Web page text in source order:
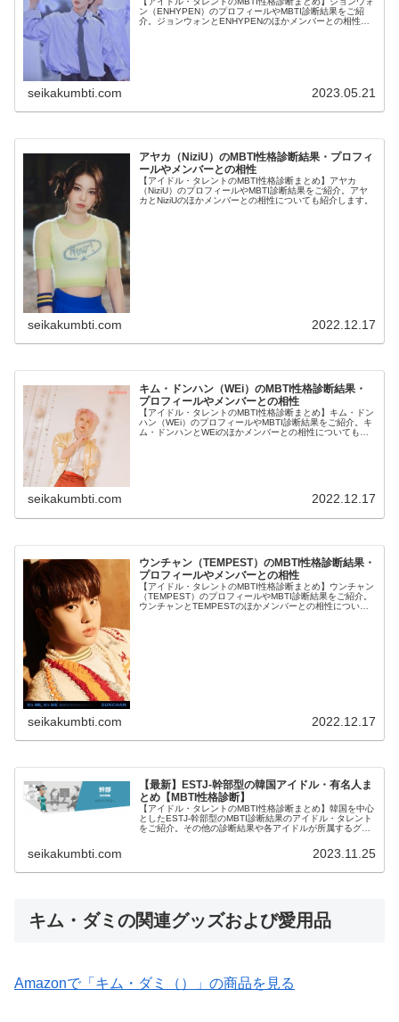
ン（ENHYPEN）のプロフィールやMBTI診断結果をご紹
介。ジョンウォンとENHYPENのほかメンバーとの相性に
seikakumbti.com 2023.05.21
アヤカ（NiziU）のMBTI性格診断結果・プロフィ
ールやメンバーとの相性
【アイドル・タレントのMBTI性格診断まとめ】アヤカ
（NiziU）のプロフィールやMBTI診断結果をご紹介。アヤ
カとNiziUのほかメンバーとの相性についても紹介します。
seikakumbti.com 2022.12.17
キム・ドンハン（WEi）のMBTI性格診断結果・
プロフィールやメンバーとの相性
【アイドル・タレントのMBTI性格診断まとめ】キム・ドン
ハン（WEi）のプロフィールやMBTI診断結果をご紹介。キ
ム・ドンハンとWEiのほかメンバーとの相性についても紹
seikakumbti.com 2022.12.17
ウンチャン（TEMPEST）のMBTI性格診断結果・
プロフィールやメンバーとの相性
【アイドル・タレントのMBTI性格診断まとめ】ウンチャン
（TEMPEST）のプロフィールやMBTI診断結果をご紹介。
ウンチャンとTEMPESTのほかメンバーとの相性について
seikakumbti.com 2022.12.17
【最新】ESTJ-幹部型の韓国アイドル・有名人ま
とめ【MBTI性格診断】
【アイドル・タレントのMBTI性格診断まとめ】韓国を中心
としたESTJ-幹部型のMBTI診断結果のアイドル・タレント
をご紹介。その他の診断結果や各アイドルが所属するグル
seikakumbti.com 2023.11.25
キム・ダミの関連グッズおよび愛用品
Amazonで「キム・ダミ（）」の商品を見る